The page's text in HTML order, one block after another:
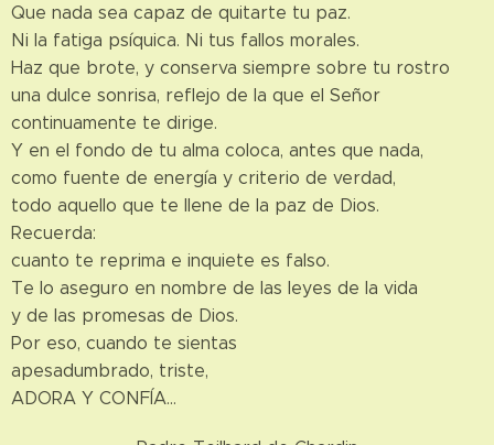
Que nada sea capaz de quitarte tu paz.
Ni la fatiga psíquica. Ni tus fallos morales.
Haz que brote, y conserva siempre sobre tu rostro
una dulce sonrisa, reflejo de la que el Señor
continuamente te dirige.
Y en el fondo de tu alma coloca, antes que nada,
como fuente de energía y criterio de verdad,
todo aquello que te llene de la paz de Dios.
Recuerda:
cuanto te reprima e inquiete es falso.
Te lo aseguro en nombre de las leyes de la vida
y de las promesas de Dios.
Por eso, cuando te sientas
apesadumbrado, triste,
ADORA Y CONFÍA…